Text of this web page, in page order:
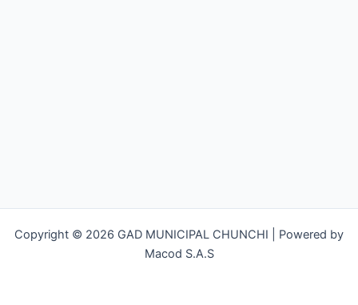
Copyright © 2026 GAD MUNICIPAL CHUNCHI | Powered by
Macod S.A.S